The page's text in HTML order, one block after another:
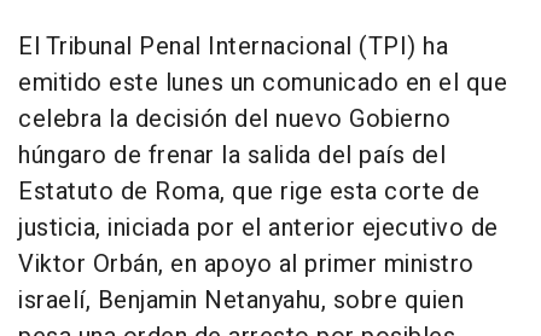
El Tribunal Penal Internacional (TPI) ha
emitido este lunes un comunicado en el que
celebra la decisión del nuevo Gobierno
húngaro de frenar la salida del país del
Estatuto de Roma, que rige esta corte de
justicia, iniciada por el anterior ejecutivo de
Viktor Orbán, en apoyo al primer ministro
israelí, Benjamin Netanyahu, sobre quien